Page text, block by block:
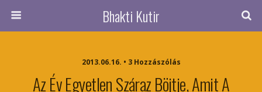
Bhakti Kutir
2013.06.16. • 3 Hozzászólás
Az Év Egyetlen Száraz Böjtje, Amit A